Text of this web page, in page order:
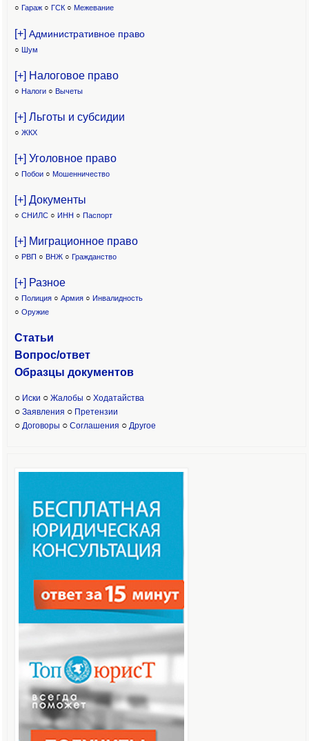
○ Гараж ○ ГСК ○ Межевание
[+] Административное право
○ Шум
[+] Налоговое право
○ Налоги ○ Вычеты
[+] Льготы и субсидии
○ ЖКХ
[+] Уголовное право
○ Побои ○ Мошенничество
[+] Документы
○ СНИЛС ○ ИНН ○ Паспорт
[+] Миграционное право
○ РВП ○ ВНЖ ○ Гражданство
[+] Разное
○ Полиция ○ Армия ○ Инвалидность
○ Оружие
Статьи
Вопрос/ответ
Образцы документов
○ Иски ○ Жалобы ○ Ходатайства
○ Заявления ○ Претензии
○ Договоры ○ Соглашения ○ Другое